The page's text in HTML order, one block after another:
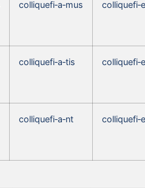
colliquefi‑a‑mus
colliquefi‑a‑tis
colliquefi‑a‑nt